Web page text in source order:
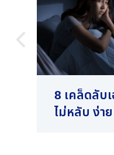
8 เคล็ดลับ
ไม่หลับ ง่า